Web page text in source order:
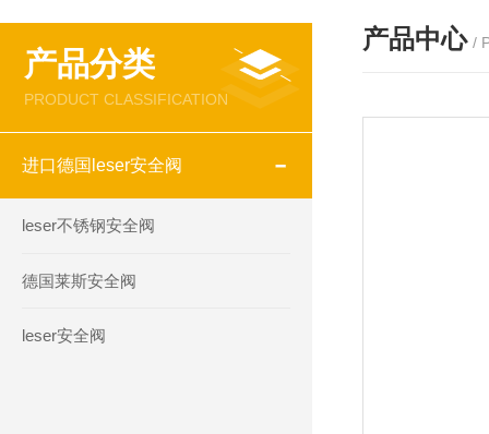
产品分类
PRODUCT CLASSIFICATION
进口德国leser安全阀
leser不锈钢安全阀
德国莱斯安全阀
leser安全阀
产品中心 /